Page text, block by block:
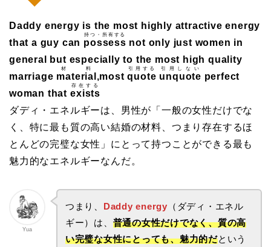
Daddy energy is the most highly attractive energy
that a guy can possess
持つ・所有する
not only just women in
general but especially to the most high quality
marriage material
材料
,mostquote
引用する
unquote
引用しない
perfect
woman that exists
存在する
ダディ・エネルギーは、男性が「一般の女性だけでな
く、特に最も質の高い結婚の材料、つまり存在するほ
とんどの完璧な女性」にとって持つことができる最も
魅力的なエネルギーなんだ。
Yua
つまり、 Daddy energy （ダディ・エネル
ギー）は、 普通の女性だけでなく、質の高
い完璧な女性にとっても、魅力的だという